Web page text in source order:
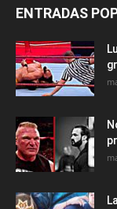
ENTRADAS